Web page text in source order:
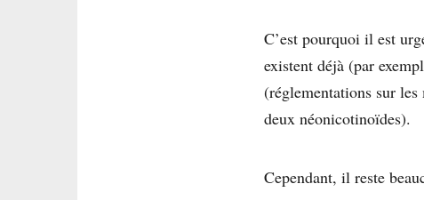
C’est pourquoi il est
existent déjà (par
(réglementations sur
deux néonicotinoïdes).
Cependant, il reste